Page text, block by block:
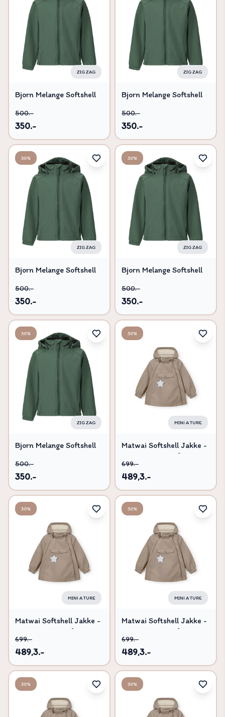
ZIG ZAG
Bjorn Melange Softshell
Trekking Green - 98
500.-
350.-
ZIG ZAG
Bjorn Melange Softshell
Trekking Green - 104
500.-
350.-
30%
ZIG ZAG
Bjorn Melange Softshell
Trekking Green - 116
500.-
350.-
30%
ZIG ZAG
Bjorn Melange Softshell
Trekking Green - 92
500.-
350.-
30%
ZIG ZAG
Bjorn Melange Softshell
Trekking Green - 128
500.-
350.-
30%
MINI A TURE
Matwai Softshell Jakke -
699.-
489,3.-
30%
MINI A TURE
Matwai Softshell Jakke -
699.-
489,3.-
30%
MINI A TURE
Matwai Softshell Jakke -
699.-
489,3.-
30% 30%